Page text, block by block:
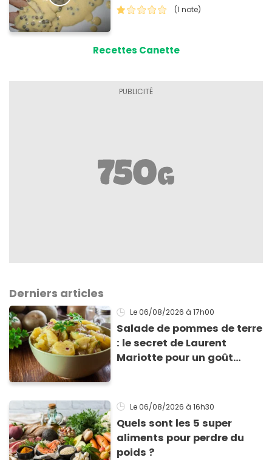
(1 note)
Recettes Canette
Derniers articles
Le 06/08/2026 à 17h00
Salade de pommes de terre
: le secret de Laurent
Mariotte pour un goût
Le 06/08/2026 à 16h30
Quels sont les 5 super
aliments pour perdre du
poids ?